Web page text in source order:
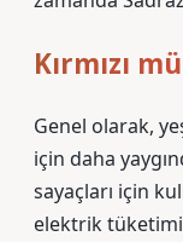
Kırmızı
Genel olarak,
için daha
sayaçları için
elektrik